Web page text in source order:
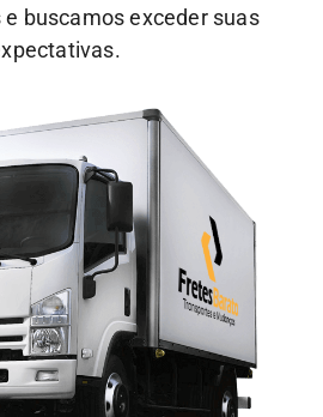
buscamos exceder suas